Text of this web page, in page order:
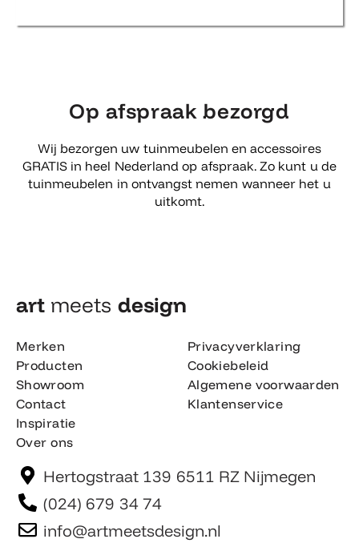
Op afspraak bezorgd
Wij bezorgen uw tuinmeubelen en accessoires
GRATIS in heel Nederland op afspraak. Zo kunt u de
tuinmeubelen in ontvangst nemen wanneer het u
uitkomt.
art meets design​
Merken
Producten
Showroom
Contact
Inspiratie
Over ons
Privacyverklaring
Cookiebeleid
Algemene voorwaarden
Klantenservice
Hertogstraat 139 6511 RZ Nijmegen
(024) 679 34 74
info@artmeetsdesign.nl